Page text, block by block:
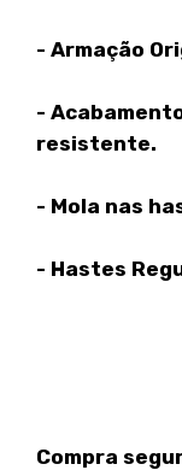
- Armação
-
resistente.
- Mola nas
- Hastes
Compra